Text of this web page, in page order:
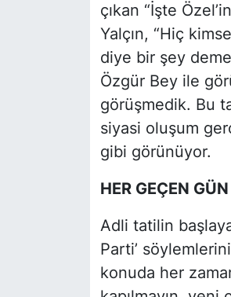
çıkan “İşte
Yalçın, “Hiç
diye bir şey
Özgür Bey ile
görüşmedik. Bu
siyasi oluşum
gibi görünüyor.
HER GEÇEN
Adli tatilin
Parti’
konuda her